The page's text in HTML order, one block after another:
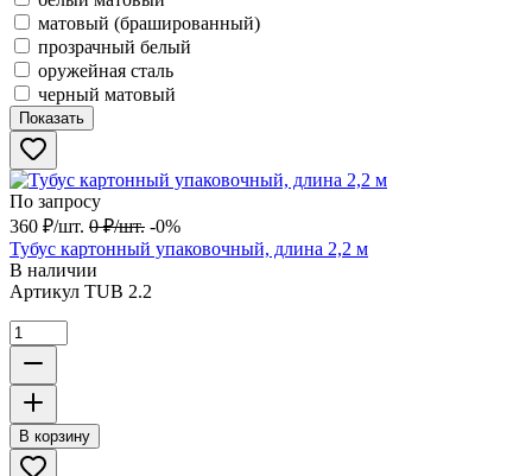
матовый (брашированный)
прозрачный белый
оружейная сталь
черный матовый
Показать
По запросу
360 ₽/шт. 0 ₽/шт. -0%
Тубус картонный упаковочный, длина 2,2 м
В наличии
Артикул TUB 2.2
В корзину